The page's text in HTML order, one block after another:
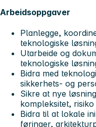
Arbeidsoppgaver
Planlegge,
teknologiske
Utarbeide og
teknologiske
Bidra med
sikkerhets- og
Sikre at nye
kompleksitet,
Bidra til at lokale
føringer,